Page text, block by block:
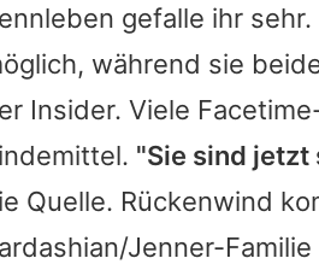
gefalle ihr
während sie
Insider. Viele
"Sie sind jetzt
Quelle. Rückenwind
Jenner-